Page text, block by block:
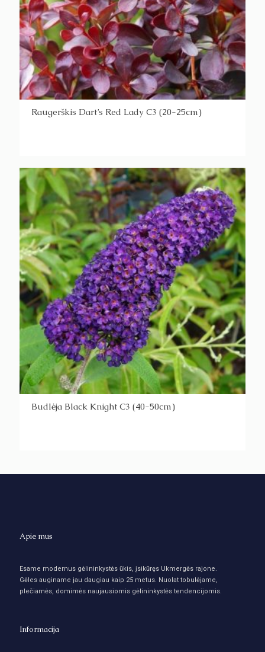
Raugerškis Dart’s Red Lady C3 (20-25cm)
Budlėja Black Knight C3 (40-50cm)
Apie mus
Esame modernus gėlininkystės ūkis, įsikūręs Ukmergės rajone.
Gėles auginame jau daugiau kaip 25 metus. Nuolat tobulėjame,
plečiamės, domimės naujausiomis gėlininkystės tendencijomis.
Informacija